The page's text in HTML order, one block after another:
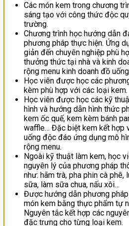
Các món kem trong chương
sáng tạo với công thức độc
trường.
Chương trình học hướng dẫn
phương pháp thực hiện. Ứng
giản đến chuyên nghiệp phù
thưởng thức tại nhà và kinh
rộng menu kinh doanh đồ
Học viên được học các
kèm phù hợp với các loại kem.
Học viên được học các kỹ
hình và hướng dẫn hình thức
kem ốc quế, kem kèm bánh
waffle… Đặc biệt kem kết hợp
uống độc đáo ứng dụng mô
rộng menu.
Ngoài kỹ thuật làm kem, học
nguyên lý của phương pháp
như: hãm trà, pha phin cà phê,
sữa, làm sữa chua, nấu xôi…
Được hướng dẫn phương
món kem bằng thực phẩm tự
Nguyên tắc kết hợp các
đặc trưng cho từng loại kem.